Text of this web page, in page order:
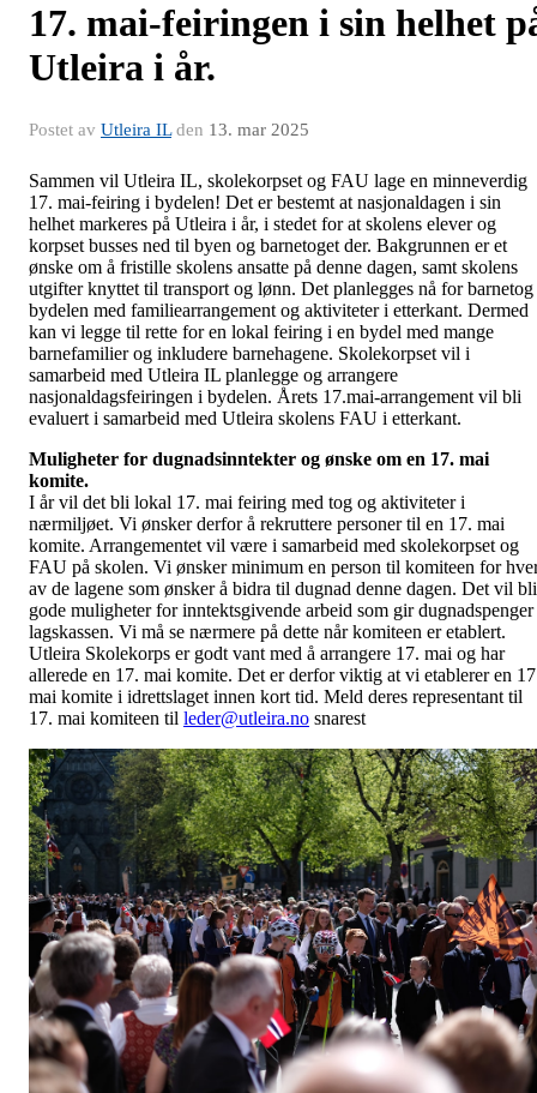
17. mai-feiringen i sin helhet
Utleira i år.
Postet av Utleira ILden 13. mar 2025
Sammen vil Utleira IL, skolekorpset og FAU lage en minneverdig
17. mai-feiring i bydelen! Det er bestemt at nasjonaldagen i sin
helhet markeres på Utleira i år, i stedet for at skolens elever og
korpset busses ned til byen og barnetoget der. Bakgrunnen er et
ønske om å fristille skolens ansatte på denne dagen, samt skolens
utgifter knyttet til transport og lønn. Det planlegges nå for
bydelen med familiearrangement og aktiviteter i etterkant. Dermed
kan vi legge til rette for en lokal feiring i en bydel med mange
barnefamilier og inkludere barnehagene. Skolekorpset vil i
samarbeid med Utleira IL planlegge og arrangere
nasjonaldagsfeiringen i bydelen. Årets 17.mai-arrangement vil bli
evaluert i samarbeid med Utleira skolens FAU i etterkant.
Muligheter for dugnadsinntekter og ønske om en 17. mai
komite.
I år vil det bli lokal 17. mai feiring med tog og aktiviteter i
nærmiljøet. Vi ønsker derfor å rekruttere personer til en 17. mai
komite. Arrangementet vil være i samarbeid med skolekorpset og
FAU på skolen. Vi ønsker minimum en person til komiteen for
av de lagene som ønsker å bidra til dugnad denne dagen. Det vil bli
gode muligheter for inntektsgivende arbeid som gir
lagskassen. Vi må se nærmere på dette når komiteen er etablert.
Utleira Skolekorps er godt vant med å arrangere 17. mai og har
allerede en 17. mai komite. Det er derfor viktig at vi etablerer en
mai komite i idrettslaget innen kort tid. Meld deres representant til
17. mai komiteen til leder@utleira.no snarest